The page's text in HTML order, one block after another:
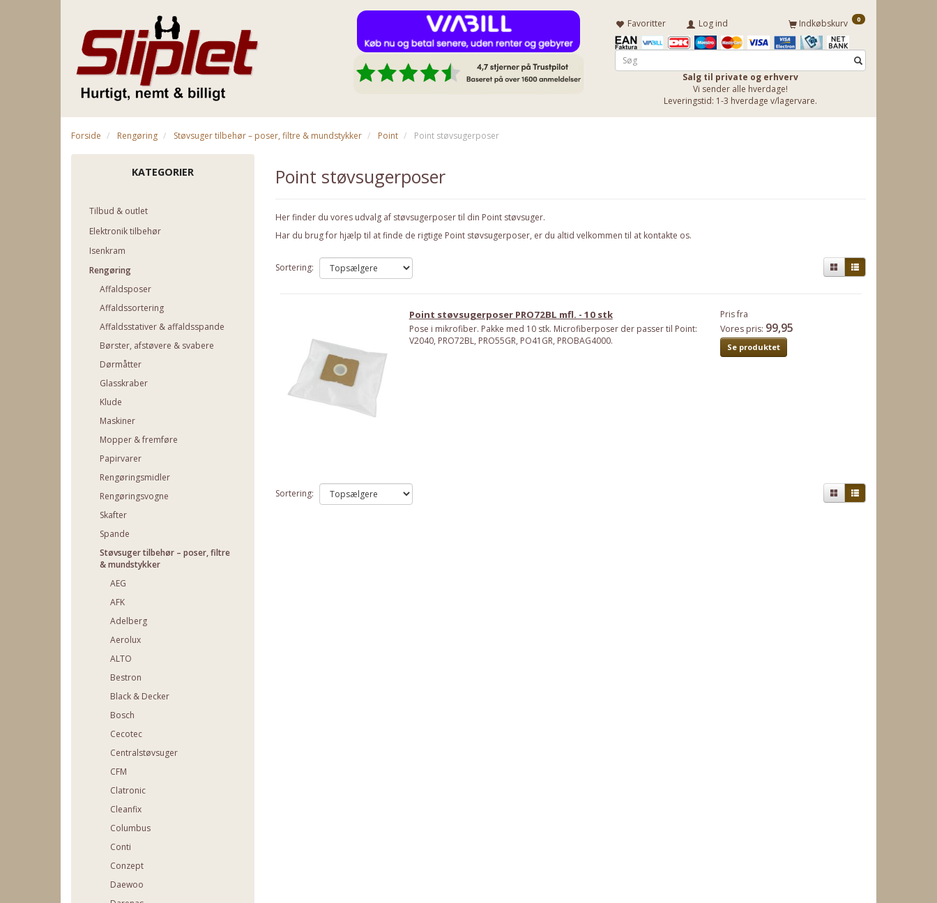
Indkøbskurv 0
Favoritter Log ind
Salg til private og erhverv
Vi sender alle hverdage!
Leveringstid: 1-3 hverdage v/lagervare.
Forside Rengøring Støvsuger tilbehør – poser, filtre & mundstykker Point Point støvsugerposer
KATEGORIER
Tilbud & outlet
Elektronik tilbehør
Isenkram
Rengøring
Affaldsposer
Affaldssortering
Affaldsstativer & affaldsspande
Børster, afstøvere & svabere
Dørmåtter
Glasskraber
Klude
Maskiner
Mopper & fremføre
Papirvarer
Rengøringsmidler
Rengøringsvogne
Skafter
Spande
Støvsuger tilbehør – poser, filtre
& mundstykker
AEG
AFK
Adelberg
Aerolux
ALTO
Bestron
Black & Decker
Bosch
Cecotec
Centralstøvsuger
CFM
Clatronic
Cleanfix
Columbus
Conti
Conzept
Daewoo
Point støvsugerposer
Her finder du vores udvalg af støvsugerposer til din Point støvsuger.
Har du brug for hjælp til at finde de rigtige Point støvsugerposer, er du altid velkommen til at kontakte os.
Sortering:
Point støvsugerposer PRO72BL mfl. - 10 stk
Pose i mikrofiber. Pakke med 10 stk. Microfiberposer der passer til Point:
V2040, PRO72BL, PRO55GR, PO41GR, PROBAG4000.
Pris fra
Vores pris: 99,95
Se produktet
Sortering: